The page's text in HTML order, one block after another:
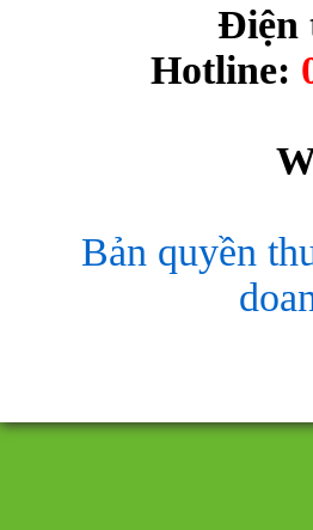
Điện
Hotline:
Bản quyền